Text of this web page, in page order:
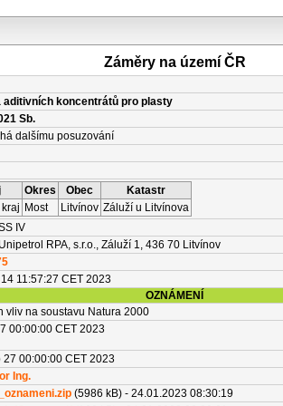
Záměry na území ČR
aditivních koncentrátů pro plasty
Sb.
dalšímu posuzování
Okres Obec
Katastr
Most Litvínov Záluží u Litvínova
IV
RPA, s.r.o., Záluží 1, 436 70 Litvínov
11:57:27 CET 2023
OZNÁMENÍ
vliv na soustavu Natura 2000
00:00:00 CET 2023
27 00:00:00 CET 2023
Ing.
(5986 kB) - 24.01.2023 08:30:19